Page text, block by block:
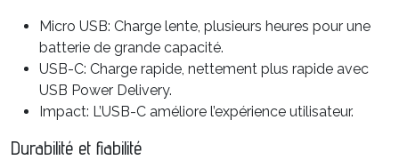
Micro USB: Charge lente, plusieurs heures pour une
batterie de grande capacité.
USB-C: Charge rapide, nettement plus rapide avec
USB Power Delivery.
Impact: L’USB-C améliore l’expérience utilisateur.
Durabilité et fiabilité